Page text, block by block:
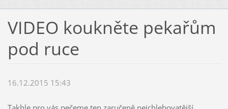
VIDEO koukněte pekařům
pod ruce
16.12.2015 15:43